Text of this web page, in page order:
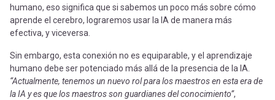
humano, eso significa que si sabemos un poco más sobre cómo
aprende el cerebro, lograremos usar la IA de manera más
efectiva, y viceversa.
Sin embargo, esta conexión no es equiparable, y el aprendizaje
humano debe ser potenciado más allá de la presencia de la IA.
“Actualmente, tenemos un nuevo rol para los maestros en esta era de
la IA y es que los maestros son guardianes del conocimiento”,